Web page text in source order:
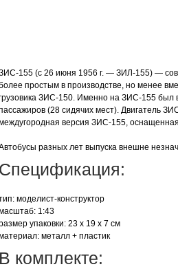
155 (c 26 июня 1956 г. — ЗИЛ-155) —
простым в производстве, но менее
ЗИС-150. Именно на ЗИС-155 был
(28 сидячих мест). Двигатель
версия ЗИС-155,
разных лет выпуска внешне
Спецификация:
моделист-конструктор
1:43
упаковки: 23 x 19 x 7 см
металл + пластик
В комплекте: